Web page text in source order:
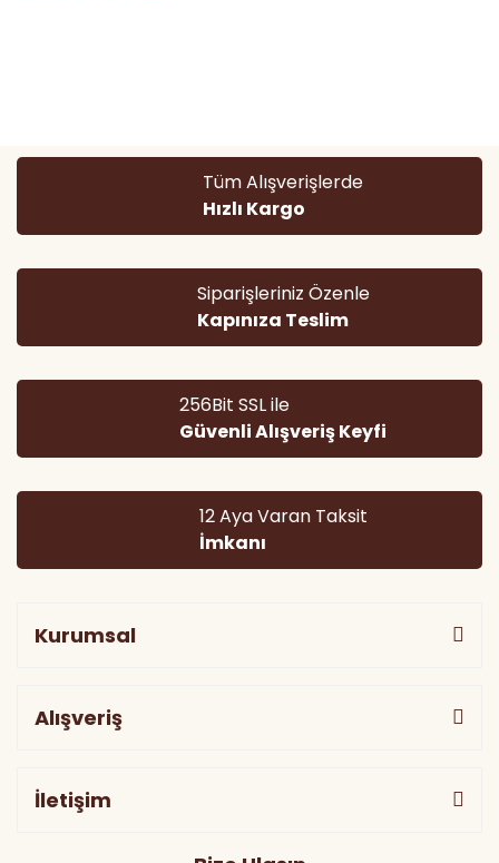
Ürün resmi kalitesiz, bozuk veya görüntülenemiyor.
Ürün açıklamasında eksik bilgiler bulunuyor.
Ürün bilgilerinde hatalar bulunuyor.
Bu ürüne benzer farklı alternatifler olmalı.
Gönder
Tüm Alışverişlerde
Hızlı Kargo
Siparişleriniz Özenle
Kapınıza Teslim
256Bit SSL ile
Güvenli Alışveriş Keyfi
12 Aya Varan Taksit
İmkanı
Kurumsal
Alışveriş
İletişim